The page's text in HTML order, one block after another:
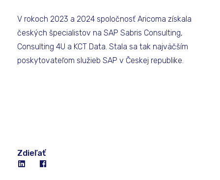
V rokoch 2023 a 2024 spoločnosť Aricoma získala
českých špecialistov na SAP Sabris Consulting,
Consulting 4U a KCT Data. Stala sa tak najväčším
poskytovateľom služieb SAP v Českej republike.
Zdieľať